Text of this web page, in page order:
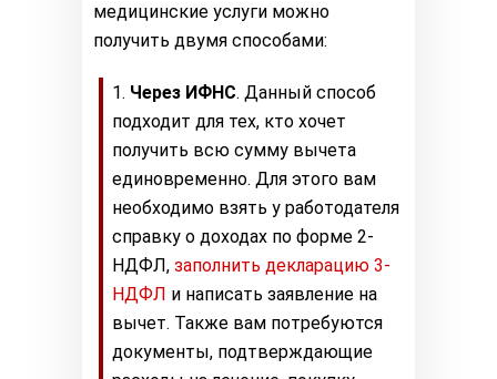
медицинские услуги можно
получить двумя способами:
Через ИФНС. Данный способ
подходит для тех, кто хочет
получить всю сумму вычета
единовременно. Для этого вам
необходимо взять у работодателя
справку о доходах по форме 2-
НДФЛ, заполнить декларацию 3-
НДФЛ и написать заявление на
вычет. Также вам потребуются
документы, подтверждающие